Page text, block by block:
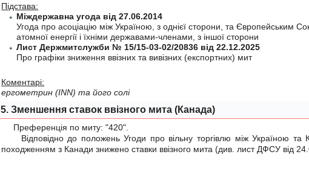
Підстава:
Міждержавна угода від 27.06.2014
Угода про асоцiацiю мiж Україною, з однiєї сторони, та Європейським
атомної енергiї i їхнiми державами-членами, з iншої сторони
Лист Держмитслужби № 15/15-03-02/20836 від 22.12.2025
Про графiки зниження ввiзних та вивiзних (експортних) мит
Коментарі:
ергометрин (INN) та його солі
5. Зменшення ставок ввізного мита (Канада)
Преференція по миту:"420"
Відповідно до положеньУгоди про вiльну торгiвлю мiж Україною та
походженням з Канади знижено ставки ввізного мита (див. лист ДФСУ від